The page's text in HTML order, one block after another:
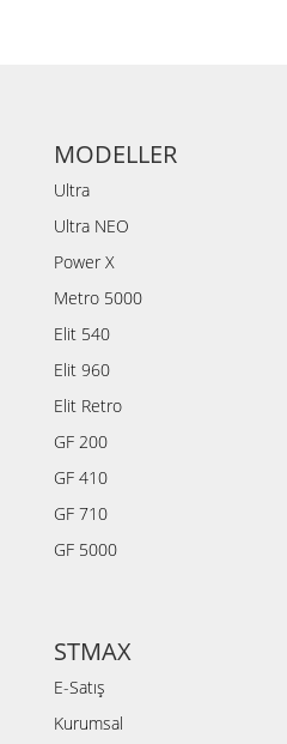
MODELLER
Ultra
Ultra NEO
Power X
Metro 5000
Elit 540
Elit 960
Elit Retro
GF 200
GF 410
GF 710
GF 5000
STMAX
E-Satış
Kurumsal